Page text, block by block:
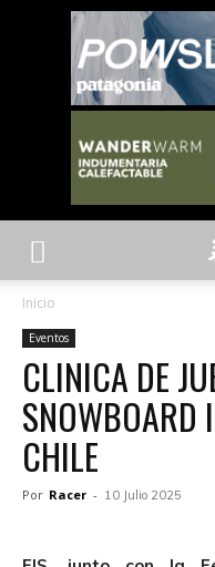
Inicio
Eventos
CLINICA DE
SNOWBOARD
CHILE
Por Racer - 10 Julio 2025